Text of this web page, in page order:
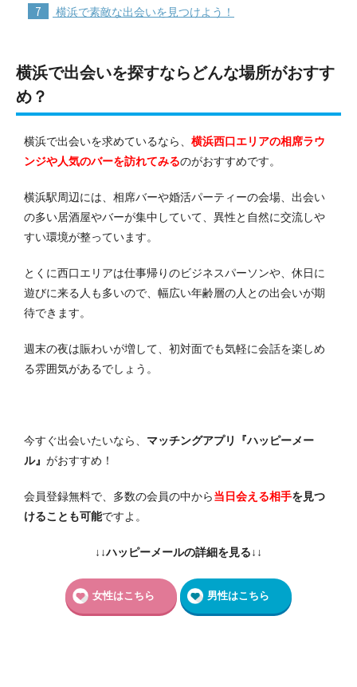
7 横浜で素敵な出会いを見つけよう！
横浜で出会いを探すならどんな場所がおすす
め？
横浜で出会いを求めているなら、 横浜西口エリアの相席ラウ
ンジや人気のバーを訪れてみるのがおすすめです。
横浜駅周辺には、相席バーや婚活パーティーの会場、出会い
の多い居酒屋やバーが集中していて、異性と自然に交流しや
すい環境が整っています。
とくに西口エリアは仕事帰りのビジネスパーソンや、休日に
遊びに来る人も多いので、幅広い年齢層の人との出会いが期
待できます。
週末の夜は賑わいが増して、初対面でも気軽に会話を楽しめ
る雰囲気があるでしょう。
今すぐ出会いたいなら、 マッチングアプリ『ハッピーメー
ル』 がおすすめ！
会員登録無料で、多数の会員の中から当日会える相手を見つ
けることも可能ですよ。
↓↓ハッピーメールの詳細を見る↓↓
女性はこちら 男性はこちら